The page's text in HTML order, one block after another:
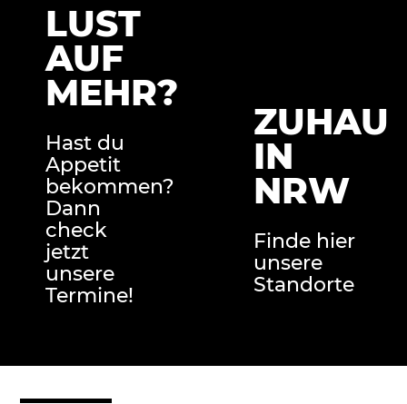
LUST
AUF
MEHR?
Hast du
Appetit
bekommen?
Dann
check
jetzt
unsere
Termine!
IN
NRW
Finde hier
unsere
Standorte